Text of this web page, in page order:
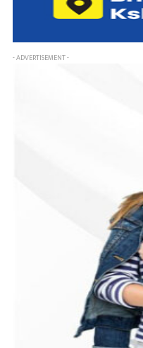
- ADVERTISEMENT -